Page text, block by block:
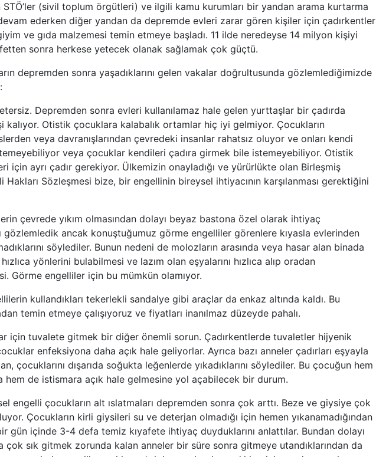
STÖ’ler (sivil toplum örgütleri) ve ilgili kamu kurumları bir yandan arama kurtarma
ederken diğer yandan da depremde evleri zarar gören kişiler için çadırkentler
ve gıda malzemesi temin etmeye başladı. 11 ilde neredeyse 14 milyon kişiyi
sonra herkese yetecek olanak sağlamak çok güçtü.
depremden sonra yaşadıklarını gelen vakalar doğrultusunda gözlemlediğimizde
Depremden sonra evleri kullanılamaz hale gelen yurttaşlar bir çadırda
kalıyor. Otistik çocuklara kalabalık ortamlar hiç iyi gelmiyor. Çocukların
veya davranışlarından çevredeki insanlar rahatsız oluyor ve onları kendi
veya çocuklar kendileri çadıra girmek bile istemeyebiliyor. Otistik
için ayrı çadır gerekiyor. Ülkemizin onayladığı ve yürürlükte olan Birleşmiş
Hakları Sözleşmesi bize, bir engellinin bireysel ihtiyacının karşılanması gerektiğini
çevrede yıkım olmasından dolayı beyaz bastona özel olarak ihtiyaç
gözlemledik ancak konuştuğumuz görme engelliler görenlere kıyasla evlerinden
söylediler. Bunun nedeni de molozların arasında veya hasar alan binada
yönlerini bulabilmesi ve lazım olan eşyalarını hızlıca alıp oradan
Görme engelliler için bu mümkün olamıyor.
kullandıkları tekerlekli sandalye gibi araçlar da enkaz altında kaldı. Bu
temin etmeye çalışıyoruz ve fiyatları inanılmaz düzeyde pahalı.
için tuvalete gitmek bir diğer önemli sorun. Çadırkentlerde tuvaletler hijyenik
enfeksiyona daha açık hale geliyorlar. Ayrıca bazı anneler çadırları eşyayla
çocuklarını dışarıda soğukta leğenlerde yıkadıklarını söylediler. Bu çocuğun hem
hem de istismara açık hale gelmesine yol açabilecek bir durum.
engelli çocukların alt ıslatmaları depremden sonra çok arttı. Beze ve giysiye çok
Çocukların kirli giysileri su ve deterjan olmadığı için hemen yıkanamadığından
gün içinde 3-4 defa temiz kıyafete ihtiyaç duyduklarını anlattılar. Bundan dolayı
çok sık gitmek zorunda kalan anneler bir süre sonra gitmeye utandıklarından da